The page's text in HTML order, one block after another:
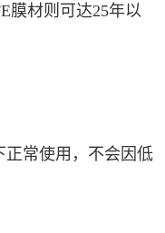
膜材则可达25年以
常使用，不会因低